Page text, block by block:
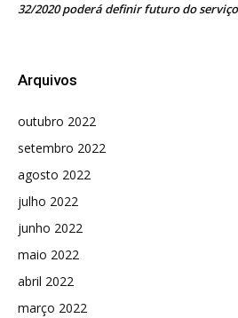
32/2020 poderá definir futuro do
Arquivos
outubro 2022
setembro 2022
agosto 2022
julho 2022
junho 2022
maio 2022
abril 2022
março 2022